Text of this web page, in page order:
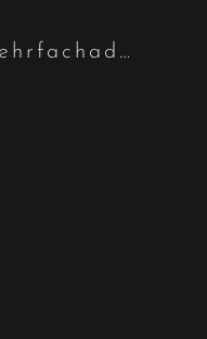
Kein Zuschlag zum Elterngeld bei Mehrfachadoptionen